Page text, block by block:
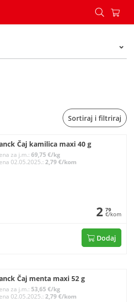
- Konzum
Sortiraj i filtriraj
Čaj kamilica maxi 40 g
za j.m.: 69,75 €/kg
02.05.2025.: 2,79 €/kom
2 79
€/kom
Dodaj
Čaj menta maxi 52 g
za j.m.: 53,65 €/kg
02.05.2025.: 2,79 €/kom